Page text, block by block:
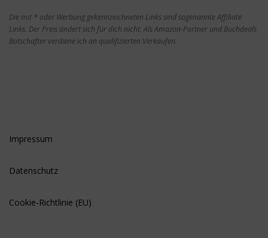
Die mit * oder Werbung gekennzeichneten Links sind sogenannte Affiliate
Links. Der Preis ändert sich für dich nicht. Als Amazon-Partner und Buchdeals
Botschafter verdiene ich an qualifizierten Verkäufen.
Impressum
Datenschutz
Cookie-Richtlinie (EU)